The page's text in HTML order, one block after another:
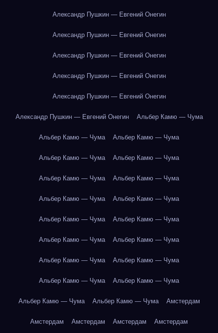
Александр Пушкин — Евгений Онегин
Александр Пушкин — Евгений Онегин
Александр Пушкин — Евгений Онегин
Александр Пушкин — Евгений Онегин
Александр Пушкин — Евгений Онегин
Александр Пушкин — Евгений Онегин Альбер Камю — Чума
Альбер Камю — Чума Альбер Камю — Чума
Альбер Камю — Чума Альбер Камю — Чума
Альбер Камю — Чума Альбер Камю — Чума
Альбер Камю — Чума Альбер Камю — Чума
Альбер Камю — Чума Альбер Камю — Чума
Альбер Камю — Чума Альбер Камю — Чума
Альбер Камю — Чума Альбер Камю — Чума
Альбер Камю — Чума Альбер Камю — Чума
Альбер Камю — Чума Альбер Камю — Чума Амстердам
Амстердам Амстердам Амстердам Амстердам